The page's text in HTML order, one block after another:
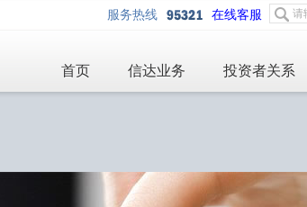
在线客服
服务热线
首页 信达业务 投资者关系